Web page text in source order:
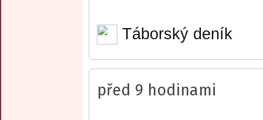
Táborský deník
před 9 hodinami